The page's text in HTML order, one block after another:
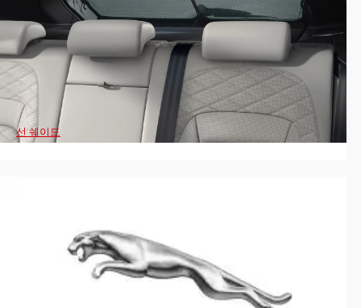
선 쉐이드